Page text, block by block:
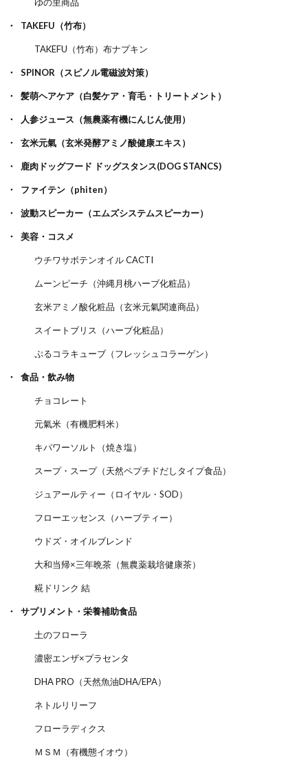
TAKEFU（竹布）
TAKEFU（竹布）布ナプキン
SPINOR（スピノル電磁波対策）
髪萌ヘアケア（白髪ケア・育毛・トリートメント）
人参ジュース（無農薬有機にんじん使用）
玄米元氣（玄米発酵アミノ酸健康エキス）
鹿肉ドッグフード ドッグスタンス(DOG STANCS)
ファイテン（phiten）
波動スピーカー（エムズシステムスピーカー）
美容・コスメ
ウチワサボテンオイル CACTI
ムーンピーチ（沖縄月桃ハーブ化粧品）
玄米アミノ酸化粧品（玄米元氣関連商品）
スイートブリス（ハーブ化粧品）
ぷるコラキューブ（フレッシュコラーゲン）
食品・飲み物
チョコレート
元氣米（有機肥料米）
キパワーソルト（焼き塩）
スープ・スープ（天然ペプチドだしタイプ食品）
ジュアールティー（ロイヤル・SOD）
フローエッセンス（ハーブティー）
ウドズ・オイルブレンド
大和当帰×三年晩茶（無農薬栽培健康茶）
糀ドリンク 結
サプリメント・栄養補助食品
土のフローラ
濃密エンザ×プラセンタ
DHA PRO（天然魚油DHA/EPA）
ネトルリリーフ
フローラディクス
ＭＳＭ（有機態イオウ）